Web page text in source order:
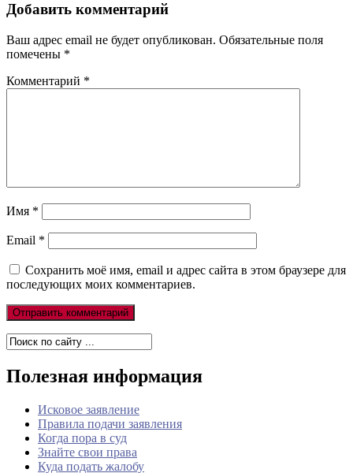
Добавить комментарий
Ваш адрес email не будет опубликован. Обязательные поля
помечены *
Комментарий *
Имя *
Email *
Сохранить моё имя, email и адрес сайта в этом браузере для
последующих моих комментариев.
Полезная информация
Исковое заявление
Правила подачи заявления
Когда пора в суд
Знайте свои права
Куда подать жалобу